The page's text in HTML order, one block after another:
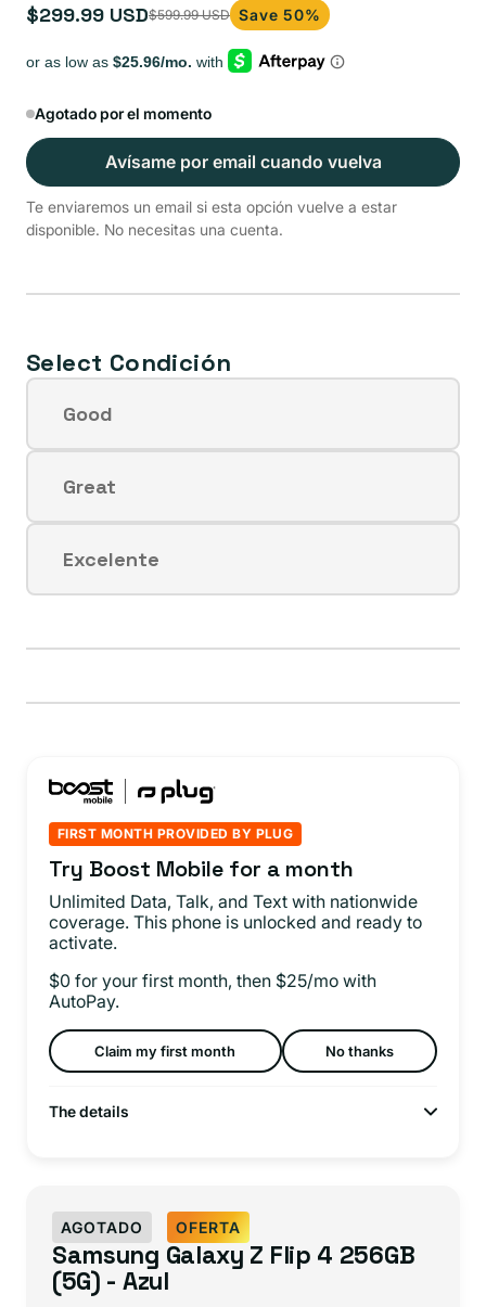
Precio
oferta
$299.99 USD
Precio
$599.99 USD Save 50%
Agotado por el momento
Avísame por email cuando vuelva
Te enviaremos un email si esta opción vuelve a estar
disponible. No necesitas una cuenta.
Select Condición
Good
Variante
agotada
o
no
disponible
Great
Variante
agotada
o
no
disponible
Excelente
Variante
agotada
no
FIRST MONTH PROVIDED BY PLUG
Try Boost Mobile for a month
Unlimited Data, Talk, and Text with nationwide
coverage. This phone is unlocked and ready to
activate.
$0 for your first month, then $25/mo with
AutoPay.
Claim my first month No thanks
The details
AGOTADO OFERTA
Samsung Galaxy Z Flip 4 256GB
(5G) - Azul